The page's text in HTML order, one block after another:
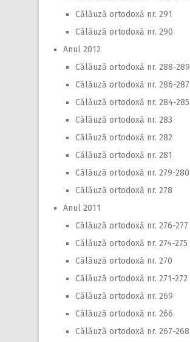
Călăuză ortodoxă nr. 291
Călăuză ortodoxă nr. 290
Anul 2012
Călăuză ortodoxă nr. 288-289
Călăuză ortodoxă nr. 286-287
Călăuză ortodoxă nr. 284-285
Călăuză ortodoxă nr. 283
Călăuză ortodoxă nr. 282
Călăuză ortodoxă nr. 281
Călăuză ortodoxă nr. 279-280
Călăuză ortodoxă nr. 278
Anul 2011
Călăuză ortodoxă nr. 276-277
Călăuză ortodoxă nr. 274-275
Călăuză ortodoxă nr. 270
Călăuză ortodoxă nr. 271-272
Călăuză ortodoxă nr. 269
Călăuză ortodoxă nr. 266
Călăuză ortodoxă nr. 267-268